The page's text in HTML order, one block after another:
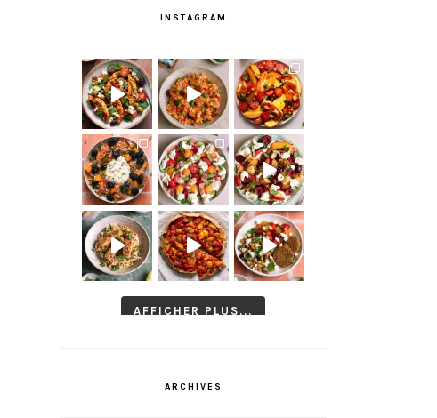
INSTAGRAM
AFFICHER PLUS...
ARCHIVES